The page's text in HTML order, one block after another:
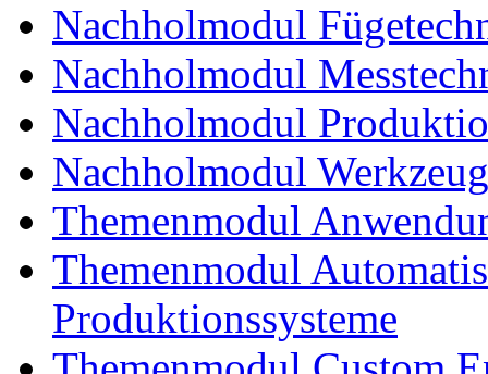
Nachholmodul
Nachholmodul
Nachholmodul
Nachholmodul
Themenmodul
Themenmodul
Produktionssysteme